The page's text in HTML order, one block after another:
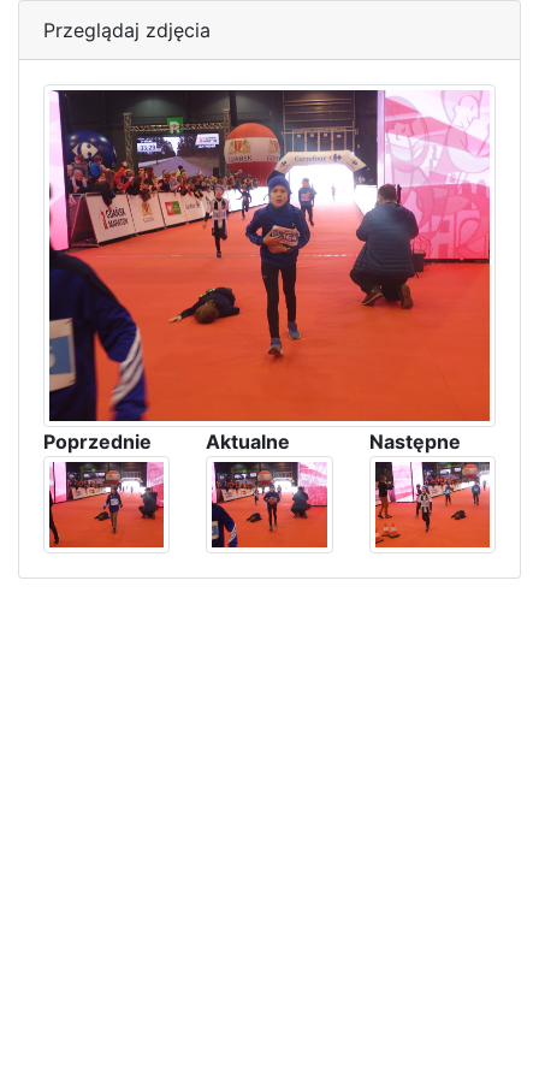
Przeglądaj zdjęcia
Poprzednie Aktualne Następne